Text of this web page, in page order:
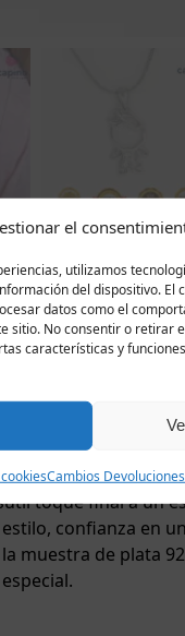
el
utilizamos
del dispositivo. El
datos como el
sitio. No consentir o retirar
características y
Cambios Devoluciones
de plata
de plata de 2/1
colgante está
de la joya. El
el tiempo. Con un
toque final a un
confianza en
muestra de plata